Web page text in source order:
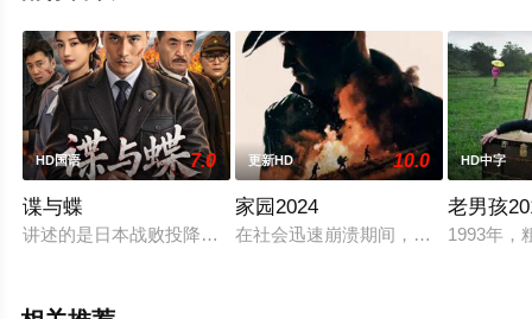
HD国语 7.0
谍与蝶
讲述的是日本战败投降后，上海日本守军妄图在撤退之前用数
更新HD 10.0
家园2024
在社会迅速崩溃期间，一位富人的山
HD中字
老男孩
1993年，